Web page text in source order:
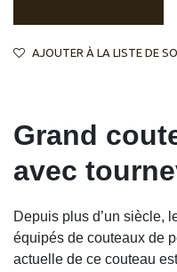
AJOUTER À LA LISTE DE
Grand
avec
Depuis plus d’un siècle,
équipés de couteaux de
actuelle de ce couteau